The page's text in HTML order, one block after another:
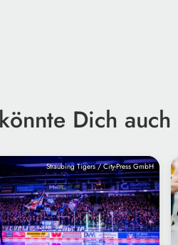
Dich
Straubing Tigers / City-Press GmbH